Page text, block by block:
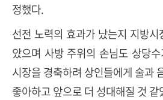
정했다.
선전 노력의 효과가 났는지 지방
았으며 사방 주위의 손님도 상당
시장을 경축하려 상인들에게 술과
좋아하고 앞으로 더 성대해질 것 같